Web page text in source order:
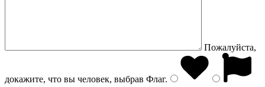
Пожалуйста,
докажите, что вы человек, выбрав Флаг.